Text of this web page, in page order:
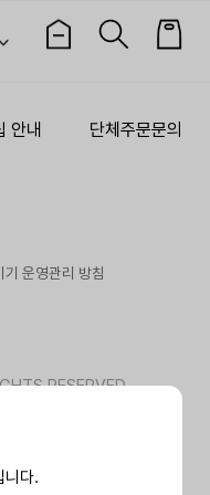
니다.
안내 단체주문문의
운영관리 방침
RESERVED